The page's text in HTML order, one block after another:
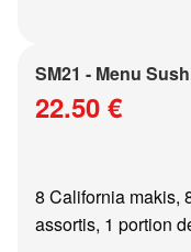
SM21 - Menu
22.50 €
8 California makis,
assortis, 1 portion